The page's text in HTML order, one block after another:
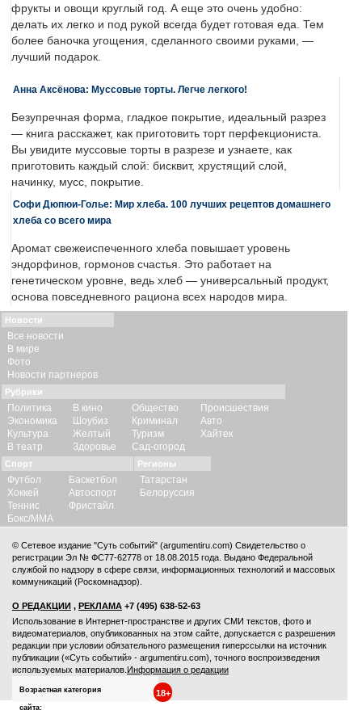
фрукты и овощи круглый год. А еще это очень удобно:
делать их легко и под рукой всегда будет готовая еда. Тем
более баночка угощения, сделанного своими руками, —
лучший подарок.
Анна Аксёнова: Муссовые торты. Легче легкого!
Безупречная форма, гладкое покрытие, идеальный разрез
— книга расскажет, как приготовить торт перфекциониста.
Вы увидите муссовые торты в разрезе и узнаете, как
приготовить каждый слой: бисквит, хрустящий слой,
начинку, мусс, покрытие.
Софи Дюпюи-Голье: Мир хлеба. 100 лучших рецептов домашнего
хлеба со всего мира
Аромат свежеиспеченного хлеба повышает уровень
эндорфинов, гормонов счастья. Это работает на
генетическом уровне, ведь хлеб — универсальный продукт,
основа повседневного рациона всех народов мира.
Новости
Все новости
В мире
Фото
Новости партнеров
Рубрики
Политика
Экономика
Культура
В театр
В кино
Шоубиз
Желтый
Здоровье
Общество
Криминал
Туризм
Сад-огород
Происшествия
Авто
Хайтек
Спорт
Футбол
Хоккей
Теннис
Бокс/ММА
Баскетбол
Автоспорт
Фристайл
Регионы
Татарстан
Белоруссия
© Сетевое издание "Суть событий" (argumentiru.com) Свидетельство о
регистрации Эл № ФС77-62778 от 18.08.2015 года. Выдано Федеральной
службой по надзору в сфере связи, информационных технологий и массовых
коммуникаций (Роскомнадзор).
О РЕДАКЦИИ , РЕКЛАМА +7 (495) 638-52-63
Использование в Интернет-пространстве и других СМИ текстов, фото и
видеоматериалов, опубликованных на этом сайте, допускается с разрешения
редакции при условии обязательного размещения гиперссылки на источник
публикации («Суть событий» - argumentiru.com), точного воспроизведения
используемых материалов. Информация о редакции
Возрастная категория
сайта:
18+